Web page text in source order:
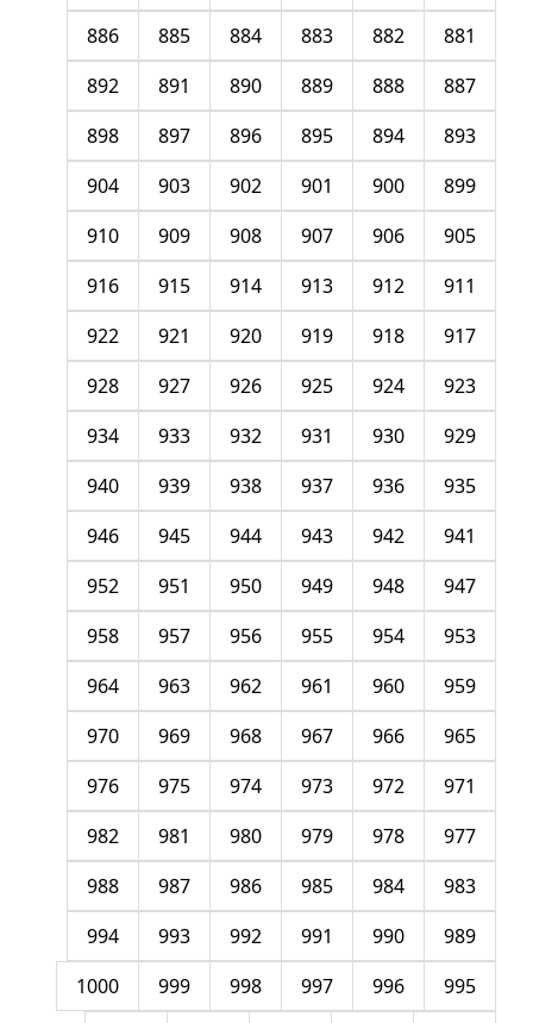
881
882
883
884
885
886
887
888
889
890
891
892
893
894
895
896
897
898
899
900
901
902
903
904
905
906
907
908
909
910
911
912
913
914
915
916
917
918
919
920
921
922
923
924
925
926
927
928
929
930
931
932
933
934
935
936
937
938
939
940
941
942
943
944
945
946
947
948
949
950
951
952
953
954
955
956
957
958
959
960
961
962
963
964
965
966
967
968
969
970
971
972
973
974
975
976
977
978
979
980
981
982
983
984
985
986
987
988
989
990
991
992
993
994
995
996
997
998
999
1000